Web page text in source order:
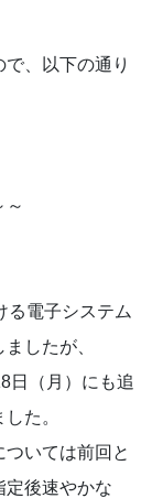
、以下の通り
～
る電子システム
したが、
日（月）にも追
た。
いては前回と
定後速やかな